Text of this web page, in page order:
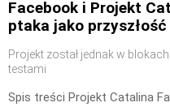
Facebook i Projekt
ptaka jako
Projekt został jednak w
testami
Spis treści Projekt Catalina